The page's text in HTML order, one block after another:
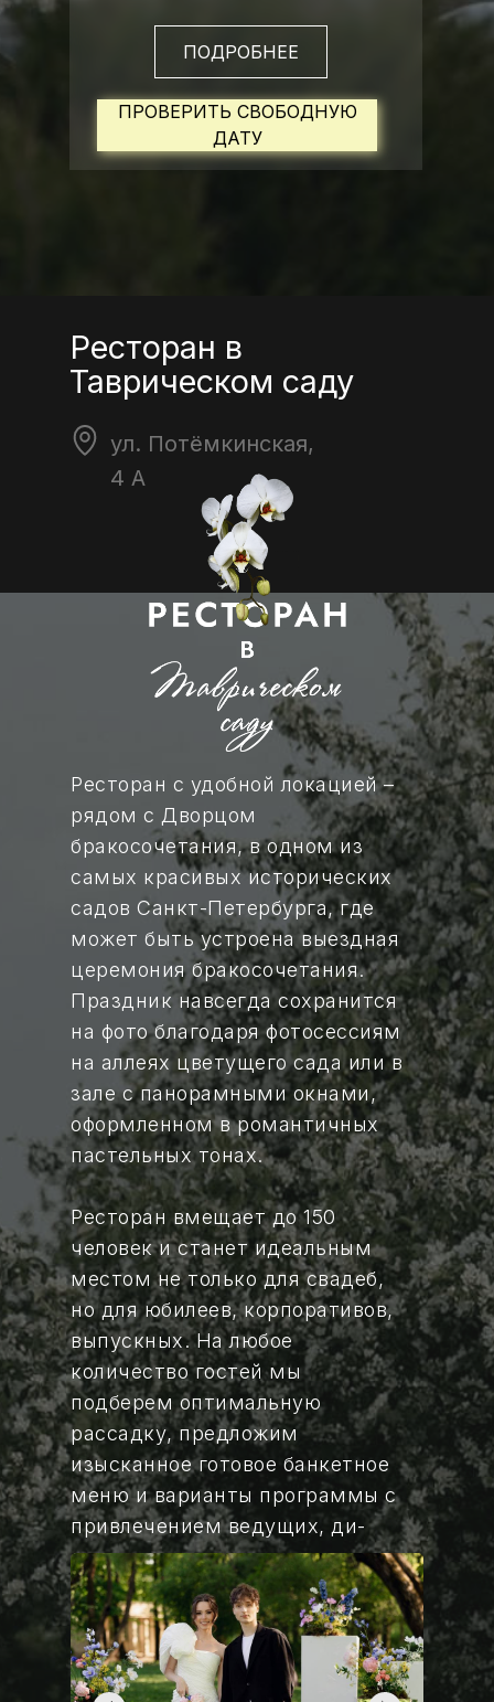
ПРОВЕРИТЬ СВОБОДНУЮ
ДАТУ
ПОДРОБНЕЕ
Ресторан в
Таврическом саду
Ресторан с удобной локацией –
рядом с Дворцом
бракосочетания, в одном из
самых красивых исторических
садов Санкт-Петербурга, где
может быть устроена выездная
церемония бракосочетания.
Праздник навсегда сохранится
на фото благодаря фотосессиям
на аллеях цветущего сада или в
зале с панорамными окнами,
оформленном в романтичных
пастельных тонах.
Ресторан вмещает до 150
человек и станет идеальным
местом не только для свадеб,
но для юбилеев, корпоративов,
выпускных. На любое
количество гостей мы
подберем оптимальную
рассадку, предложим
изысканное готовое банкетное
меню и варианты программы с
привлечением ведущих, ди-
джеев и других специалистов
по созданию праздничного
настроения. Пробковый сбор
отсутствует.
ул. Потёмкинская,
4 А